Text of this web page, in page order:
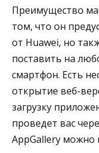
Преимущество
том, что он
от Huawei, но
поставить на
смартфон. Есть
открытие веб-
загрузку
проведет вас
AppGallery можно